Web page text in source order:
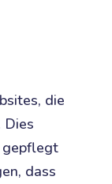
die
gepflegt
dass